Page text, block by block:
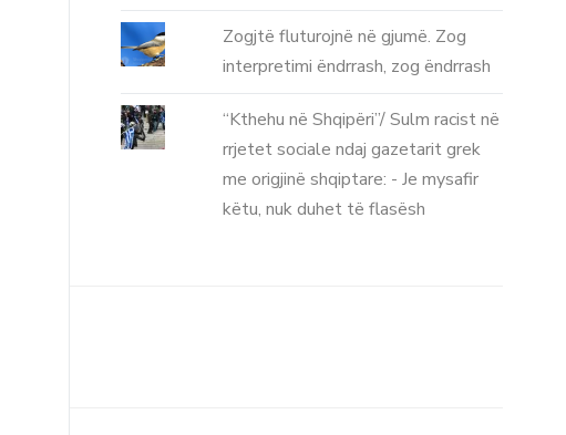
Zogjtë fluturojnë në gjumë. Zog
interpretimi ëndrrash, zog ëndrrash
“Kthehu në Shqipëri”/ Sulm racist në
rrjetet sociale ndaj gazetarit grek
me origjinë shqiptare: - Je mysafir
këtu, nuk duhet të flasësh